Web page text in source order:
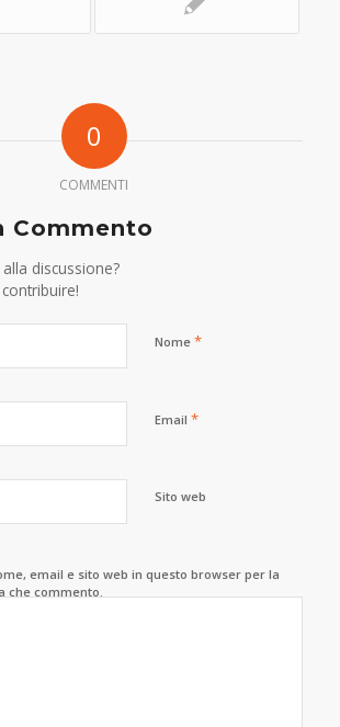
0
COMMENTI
Commento
discussione?
Nome *
Email *
Sito web
email e sito web in questo browser per la
che commento.